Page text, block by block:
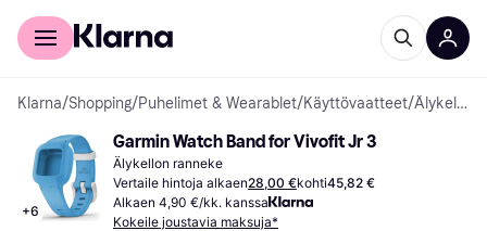
Kuluttajille
Klarna/Shopping/Puhelimet & Wearablet/Käyttövaatteet/ Älykellon rannekkeet
+6
Garmin Watch Band for Vivofit Jr 3
Älykellon ranneke
Vertaile hintoja alkaen28,00 €kohti45,82 €
Alkaen 4,90 €/kk. kanssa
Kokeile joustavia maksuja*